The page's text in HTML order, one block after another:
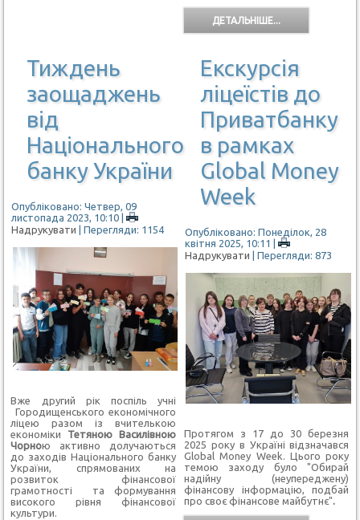
ДЕТАЛЬНІШЕ...
Тиждень
заощаджень
від
Національного
банку України
Опубліковано: Четвер, 09
листопада 2023, 10:10 |
Надрукувати
| Перегляди: 1154
Вже другий рік поспіль учні
Городищенського економічного
ліцею разом із вчителькою
економіки Тетяною Василівною
Чорною активно долучаються
до заходів Національного банку
України, спрямованих на
розвиток фінансової
грамотності та формування
високого рівня фінансової
культури.
Екскурсія
ліцеїстів до
Приватбанку
в рамках
Global Money
Week
Опубліковано: Понеділок, 28
квітня 2025, 10:11
Надрукувати
| Перегляди: 873
Протягом з 17 до 30 березня
2025 року в Україні відзначався
Global Money Week. Цього року
темою заходу було "Обирай
надійну (неупереджену)
фінансову інформацію, подбай
про своє фінансове майбутнє".